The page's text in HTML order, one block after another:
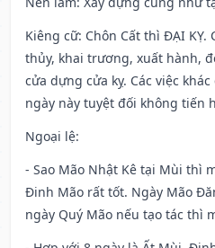
Kiêng cữ: Chôn Cất thì ĐẠI
thủy, khai trương, xuất hành,
cửa dựng cửa kỵ. Các việc
ngày này tuyệt đối không tiến
Ngoại lệ:
- Sao Mão Nhật Kê tại Mùi thì
Đinh Mão rất tốt. Ngày Mão
ngày Quý Mão nếu tạo tác thì